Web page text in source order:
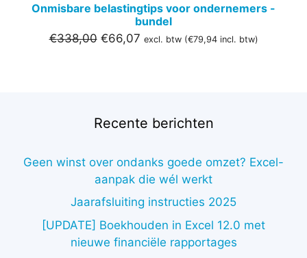
Onmisbare belastingtips voor ondernemers -
bundel
€338,00 Oorspronkelijke
€66,07Huidige
excl. btw (€79,94incl. btw)
Recente berichten
Geen winst over ondanks goede omzet? Excel-
aanpak die wél werkt
Jaarafsluiting instructies 2025
[UPDATE] Boekhouden in Excel 12.0 met
nieuwe financiële rapportages